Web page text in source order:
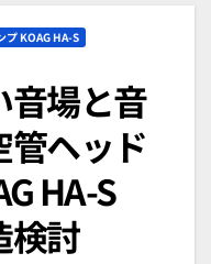
プ KOAG HA-S
音場と音
ヘッド
HA-S
検討